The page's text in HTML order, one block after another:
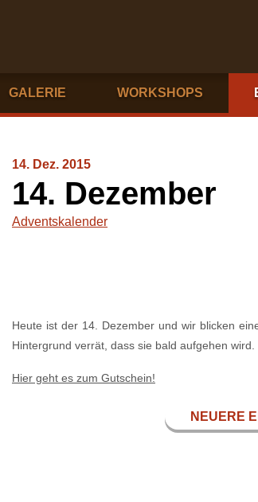
GALERIE WORKSHOPS
14. Dez. 2015
14. Dezember
Adventskalender
Heute ist der 14. Dezember und wir blicken
Hintergrund verrät, dass sie bald aufgehen
Hier geht es zum Gutschein!
NEUERE